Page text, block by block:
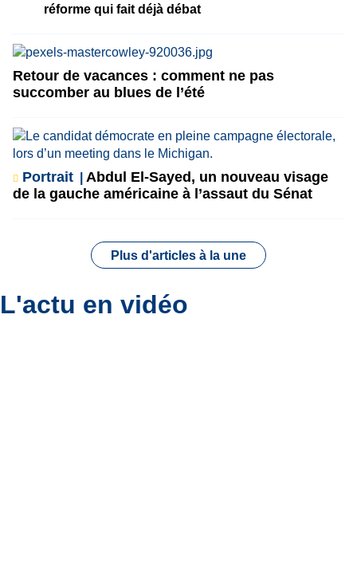
réforme qui fait déjà débat
Retour de vacances : comment ne pas
succomber au blues de l’été
Portrait
Abdul El-Sayed, un nouveau visage
de la gauche américaine à l’assaut du Sénat
Plus d'articles à la une
L'actu en vidéo